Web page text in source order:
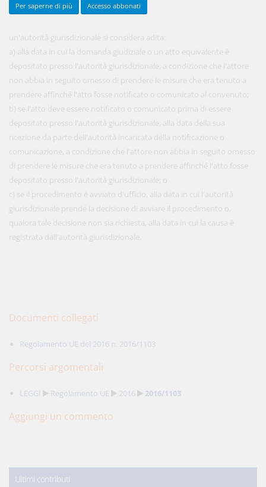
un'autorità giurisdizionale si considera adita:
a) alla data in cui la domanda giudiziale o un atto equivalente è
depositato presso l'autorità giurisdizionale, a condizione che l'attore
non abbia in seguito omesso di prendere le misure che era tenuto a
prendere affinché l'atto fosse notificato o comunicato al convenuto;
b) se l'atto deve essere notificato o comunicato prima di essere
depositato presso l'autorità giurisdizionale, alla data della sua
ricezione da parte dell'autorità incaricata della notificazione o
comunicazione, a condizione che l'attore non abbia in seguito omesso
di prendere le misure che era tenuto a prendere affinché l'atto fosse
depositato presso l'autorità giurisdizionale; o
c) se il procedimento è avviato d'ufficio, alla data in cui l'autorità
giurisdizionale prende la decisione di avviare il procedimento o,
qualora tale decisione non sia richiesta, alla data in cui la causa è
registrata dall'autorità giurisdizionale.
Documenti collegati
Regolamento UE del 2016 n. 2016/1103
Percorsi argomentali
LEGGI Regolamento UE 2016 2016/1103
Aggiungi un commento
Ultimi contributi
Per saperne di più Accesso abbonati